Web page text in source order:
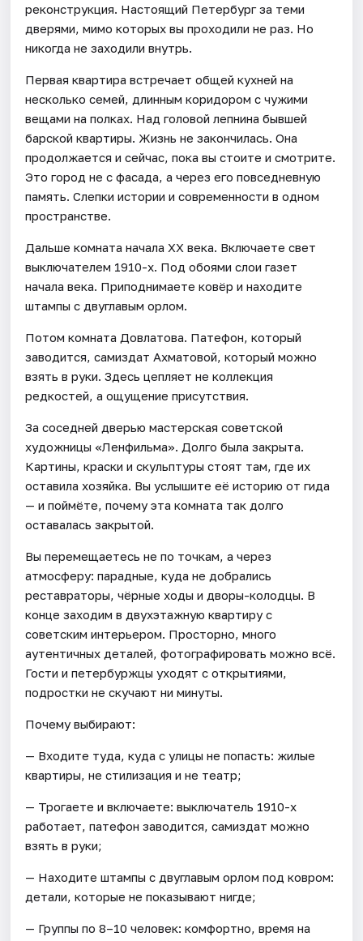
реконструкция. Настоящий Петербург за теми
дверями, мимо которых вы проходили не раз. Но
никогда не заходили внутрь.
Первая квартира встречает общей кухней на
несколько семей, длинным коридором с чужими
вещами на полках. Над головой лепнина бывшей
барской квартиры. Жизнь не закончилась. Она
продолжается и сейчас, пока вы стоите и смотрите.
Это город не с фасада, а через его повседневную
память. Слепки истории и современности в одном
пространстве.
Дальше комната начала XX века. Включаете свет
выключателем 1910-х. Под обоями слои газет
начала века. Приподнимаете ковёр и находите
штампы с двуглавым орлом.
Потом комната Довлатова. Патефон, который
заводится, самиздат Ахматовой, который можно
взять в руки. Здесь цепляет не коллекция
редкостей, а ощущение присутствия.
За соседней дверью мастерская советской
художницы «Ленфильма». Долго была закрыта.
Картины, краски и скульптуры стоят там, где их
оставила хозяйка. Вы услышите её историю от гида
— и поймёте, почему эта комната так долго
оставалась закрытой.
Вы перемещаетесь не по точкам, а через
атмосферу: парадные, куда не добрались
реставраторы, чёрные ходы и дворы-колодцы. В
конце заходим в двухэтажную квартиру с
советским интерьером. Просторно, много
аутентичных деталей, фотографировать можно всё.
Гости и петербуржцы уходят с открытиями,
подростки не скучают ни минуты.
Почему выбирают:
— Входите туда, куда с улицы не попасть: жилые
квартиры, не стилизация и не театр;
— Трогаете и включаете: выключатель 1910-х
работает, патефон заводится, самиздат можно
взять в руки;
— Находите штампы с двуглавым орлом под ковром:
детали, которые не показывают нигде;
— Группы по 8–10 человек: комфортно, время на